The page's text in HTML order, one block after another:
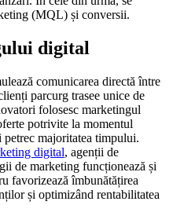
(MQL) și conversii.
digital
comunicarea directă între
parcurg trasee unice de
folosesc marketingul
potrivite la momentul
majoritatea timpului.
digital, agenții de
de marketing funcționează și
favorizează îmbunătățirea
și optimizând rentabilitatea